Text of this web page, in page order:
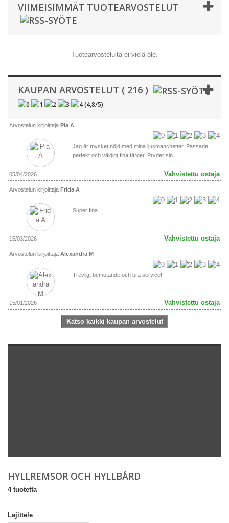
VIIMEISIMMÄT TUOTEARVOSTELUT
Tuotearvosteluita ei vielä ole.
KAUPAN ARVOSTELUT ( 216 )
(4,8/5)
Arvostelun kirjoittaja Pia A
Jag är mycket nöjd med mina ljusmanchetter. Passade
perfekt och väldigt fina färger. Pryder sin ...
05/04/2026 Vahvistettu ostaja
Arvostelun kirjoittaja Frida A
Super fina
15/03/2026 Vahvistettu ostaja
Arvostelun kirjoittaja Alexandra M
Trevligt bemötande och bra service!
15/01/2026 Vahvistettu ostaja
Katso kaikki kaupan arvostelut
HYLLREMSOR OCH HYLLBÅRD
4 tuotetta
Lajittele